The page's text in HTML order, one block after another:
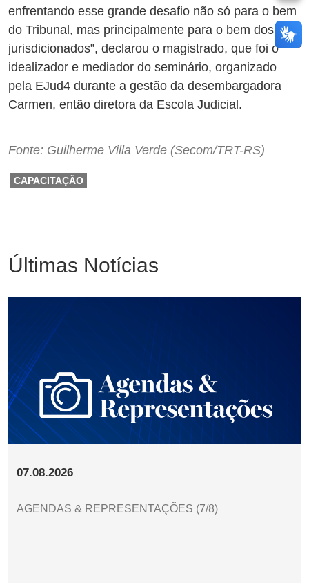
enfrentando esse grande desafio não só para o bem
do Tribunal, mas principalmente para o bem dos
jurisdicionados”, declarou o magistrado, que foi o
idealizador e mediador do seminário, organizado
pela EJud4 durante a gestão da desembargadora
Carmen, então diretora da Escola Judicial.
Fonte: Guilherme Villa Verde (Secom/TRT-RS)
CAPACITAÇÃO
Últimas Notícias
07.08.2026
AGENDAS & REPRESENTAÇÕES (7/8)